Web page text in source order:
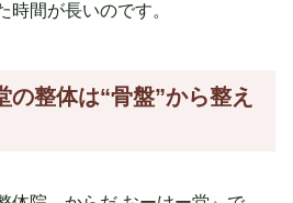
時間が長いのです。
の整体は“骨盤”から整え